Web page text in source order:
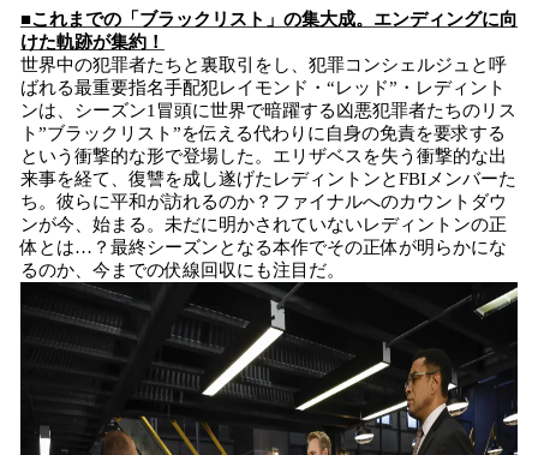
■これまでの「ブラックリスト」の集大成。エンディングに向
けた軌跡が集約！
世界中の犯罪者たちと裏取引をし、犯罪コンシェルジュと呼
ばれる最重要指名手配犯レイモンド・“レッド”・レディント
ンは、シーズン1冒頭に世界で暗躍する凶悪犯罪者たちのリス
ト”ブラックリスト”を伝える代わりに自身の免責を要求する
という衝撃的な形で登場した。エリザベスを失う衝撃的な出
来事を経て、復讐を成し遂げたレディントンとFBIメンバーた
ち。彼らに平和が訪れるのか？ファイナルへのカウントダウ
ンが今、始まる。未だに明かされていないレディントンの正
体とは…？最終シーズンとなる本作でその正体が明らかにな
るのか、今までの伏線回収にも注目だ。